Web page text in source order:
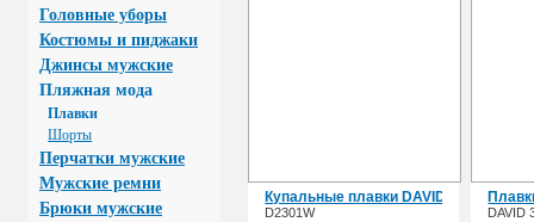
Головные уборы
Костюмы и пиджаки
Джинсы мужские
Пляжная мода
Плавки
Шорты
Перчатки мужские
Мужские ремни
Брюки мужские
Купальные плавки DAVID D2301W
D2301W
DAVID